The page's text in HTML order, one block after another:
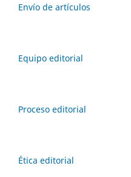
Envío de artículos
Equipo editorial
Proceso editorial
Ética editorial